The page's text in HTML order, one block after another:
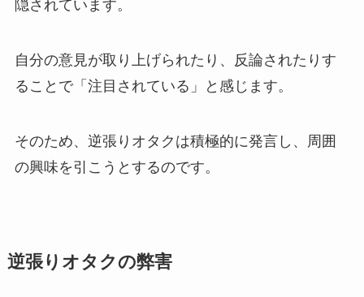
隠されています。
自分の意見が取り上げられたり、反論されたりす
ることで「注目されている」と感じます。
そのため、逆張りオタクは積極的に発言し、周囲
の興味を引こうとするのです。
逆張りオタクの弊害